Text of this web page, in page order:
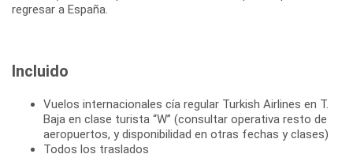
regresar a España.
Incluido
Vuelos internacionales cía regular Turkish Airlines en T.
Baja en clase turista “W” (consultar operativa resto de
aeropuertos, y disponibilidad en otras fechas y clases)
Todos los traslados